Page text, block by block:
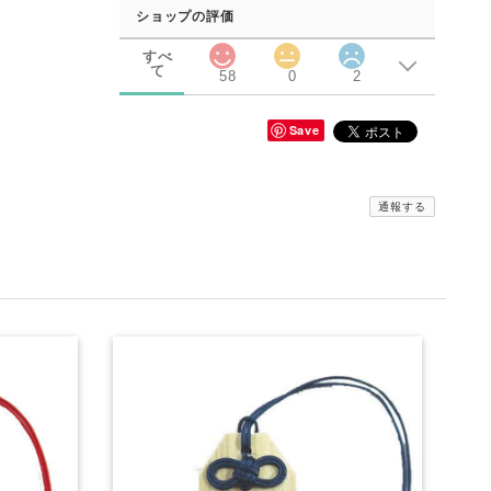
ショップの評価
すべ
て
58 0 2
Save
通報する